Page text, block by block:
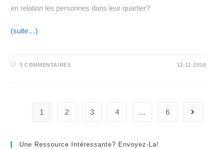
en relation les personnes dans leur quartier?
(suite…)
3 COMMENTAIRES 13-11-2018
1 2 3 4 … 6 Aller à
Une Ressource Intéressante? Envoyez-La!